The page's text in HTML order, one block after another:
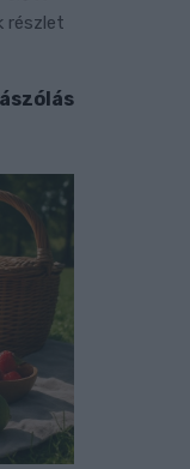
részlet